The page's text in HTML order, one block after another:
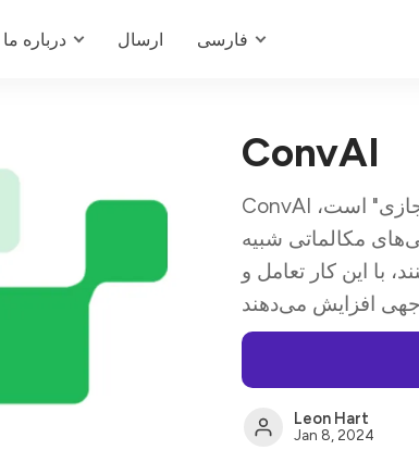
درباره ما ارسال فارسی
ConvAI
ConvAI یک "پلتفرم هوش مصنوعی مکالمه‌ای برای جهان‌های مجازی" است،
مکالماتی شبیه
با این کار تعامل و
Leon Hart
Jan 8, 2024